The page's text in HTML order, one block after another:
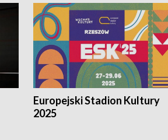
Europejski Stadion Kultury
2025